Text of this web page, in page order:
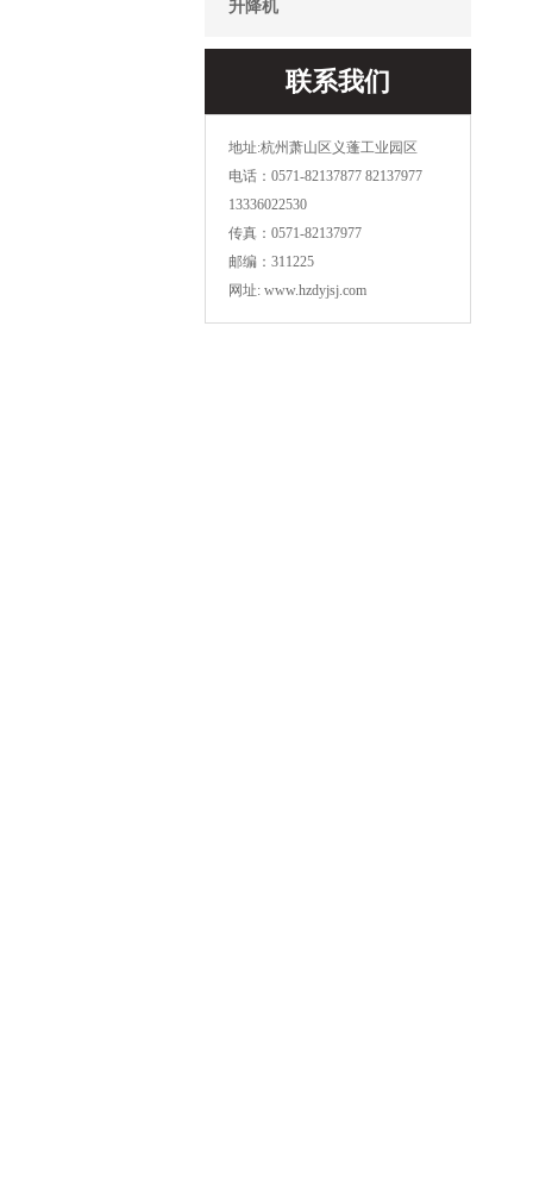
升降机
联系我们
地址:杭州萧山区义蓬工业园区
电话：0571-82137877 82137977
13336022530
传真：0571-82137977
邮编：311225
网址: www.hzdyjsj.com